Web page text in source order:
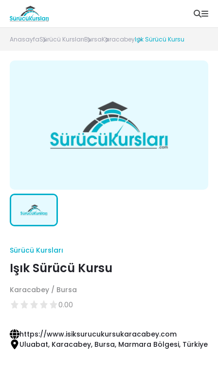
AnasayfaSürücü KurslarıBursaKaracabeyIşık Sürücü Kursu
Sürücü Kursları
Işık Sürücü Kursu
Karacabey / Bursa
0.00
https://www.isiksurucukursukaracabey.com
Uluabat, Karacabey, Bursa, Marmara Bölgesi, Türkiye